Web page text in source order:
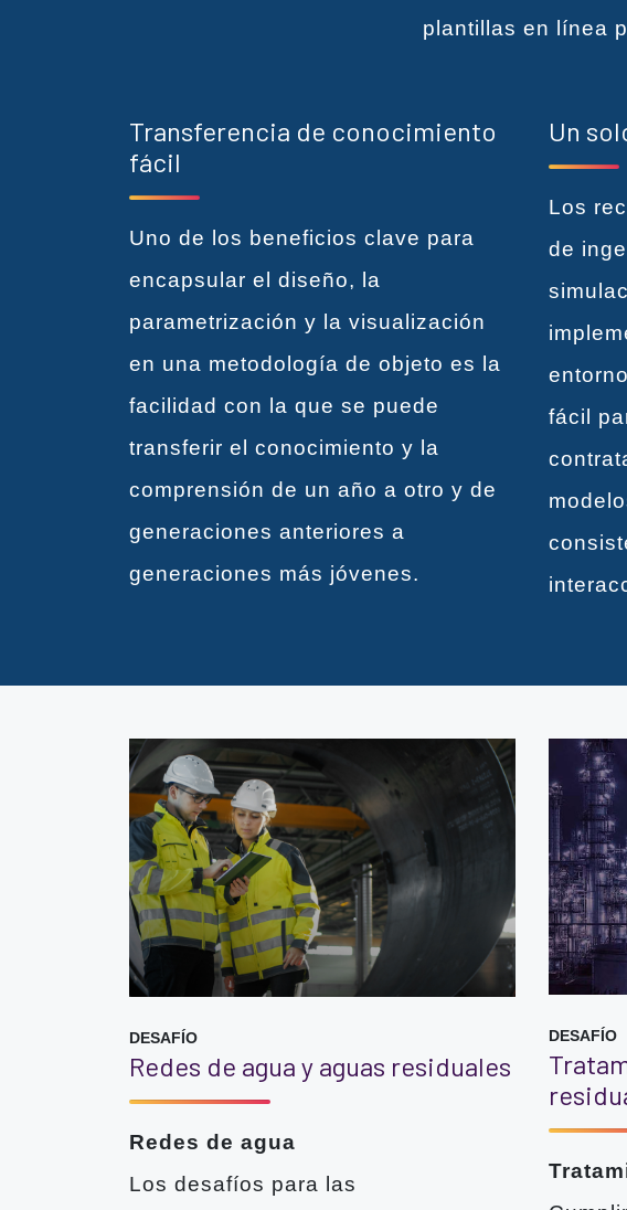
plantillas en línea
Transferencia de conocimiento
fácil
Uno de los beneficios clave para
encapsular el diseño, la
parametrización y la visualización
en una metodología de objeto es la
facilidad con la que se puede
transferir el conocimiento y la
comprensión de un año a otro y de
generaciones anteriores a
generaciones más jóvenes.
Un
Los
de
fácil
DESAFÍO
Redes de agua y aguas residuales
Redes de agua
Los desafíos para las
DESAFÍO